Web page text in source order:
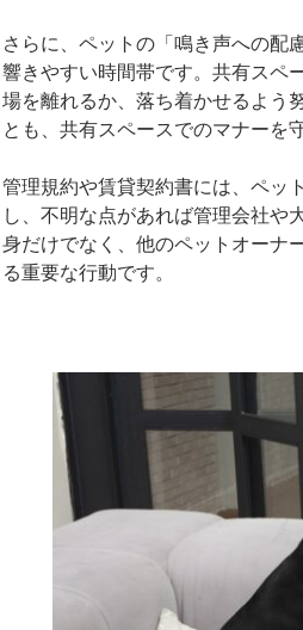
さらに、ペットの「鳴き声への配
響きやすい時間帯です。共有スペ
場を離れるか、落ち着かせるよう
とも、共有スペースでのマナーを
管理規約や賃貸契約書には、ペッ
し、不明な点があれば管理会社や
身だけでなく、他のペットオーナ
る重要な行動です。